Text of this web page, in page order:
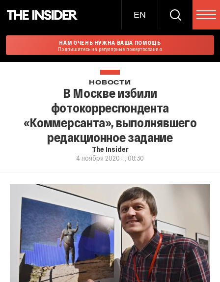
EN
НАМ ОЧЕНЬ НУЖНА ВАША ПОМОЩЬ
Подпишитесь на регулярные пожертвования
НОВОСТИ
В Москве избили
фотокорреспондента
«Коммерсанта», выполнявшего
редакционное задание
The Insider
4 ноября 2020 г., 08:30